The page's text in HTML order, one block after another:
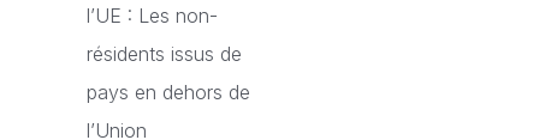
l’UE : Les non-
résidents issus de
pays en dehors de
l’Union